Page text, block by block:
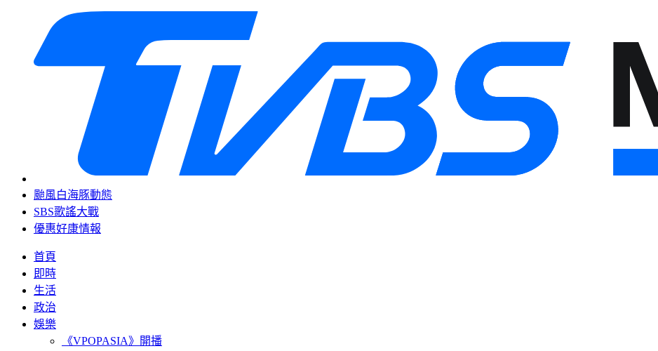
颱風白海豚動態
SBS歌謠大戰
優惠好康情報
首頁
即時
生活
政治
娛樂
《VPOPASIA》開播